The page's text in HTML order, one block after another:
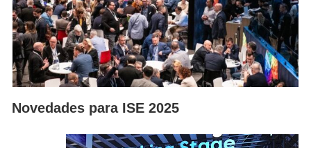
Novedades para ISE 2025